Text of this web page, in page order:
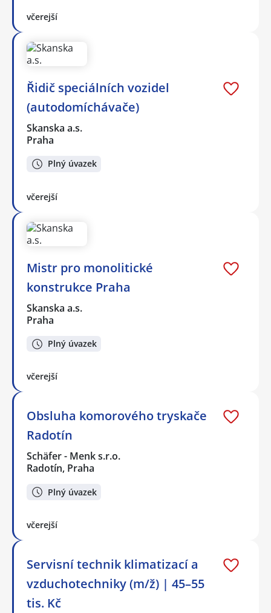
včerejší
Řidič speciálních vozidel
(autodomíchávače)
Skanska a.s.
Praha
Plný úvazek
včerejší
Mistr pro monolitické
konstrukce Praha
Skanska a.s.
Praha
Plný úvazek
včerejší
Obsluha komorového tryskače
Radotín
Schäfer - Menk s.r.o.
Radotín, Praha
Plný úvazek
včerejší
Servisní technik klimatizací a
vzduchotechniky (m/ž) | 45–55
tis. Kč